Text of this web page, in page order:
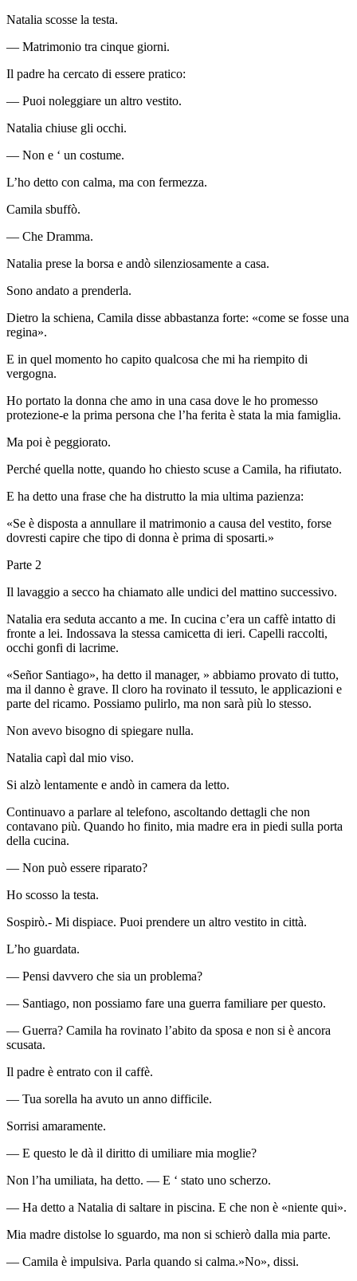
Natalia scosse la testa.
— Matrimonio tra cinque giorni.
Il padre ha cercato di essere pratico:
— Puoi noleggiare un altro vestito.
Natalia chiuse gli occhi.
— Non e ‘ un costume.
L’ho detto con calma, ma con fermezza.
Camila sbuffò.
— Che Dramma.
Natalia prese la borsa e andò silenziosamente a casa.
Sono andato a prenderla.
Dietro la schiena, Camila disse abbastanza forte: «come se fosse una
regina».
E in quel momento ho capito qualcosa che mi ha riempito di
vergogna.
Ho portato la donna che amo in una casa dove le ho promesso
protezione-e la prima persona che l’ha ferita è stata la mia famiglia.
Ma poi è peggiorato.
Perché quella notte, quando ho chiesto scuse a Camila, ha rifiutato.
E ha detto una frase che ha distrutto la mia ultima pazienza:
«Se è disposta a annullare il matrimonio a causa del vestito, forse
dovresti capire che tipo di donna è prima di sposarti.»
Parte 2
Il lavaggio a secco ha chiamato alle undici del mattino successivo.
Natalia era seduta accanto a me. In cucina c’era un caffè intatto di
fronte a lei. Indossava la stessa camicetta di ieri. Capelli raccolti,
occhi gonfi di lacrime.
«Señor Santiago», ha detto il manager, » abbiamo provato di tutto,
ma il danno è grave. Il cloro ha rovinato il tessuto, le applicazioni e
parte del ricamo. Possiamo pulirlo, ma non sarà più lo stesso.
Non avevo bisogno di spiegare nulla.
Natalia capì dal mio viso.
Si alzò lentamente e andò in camera da letto.
Continuavo a parlare al telefono, ascoltando dettagli che non
contavano più. Quando ho finito, mia madre era in piedi sulla porta
della cucina.
— Non può essere riparato?
Ho scosso la testa.
Sospirò.- Mi dispiace. Puoi prendere un altro vestito in città.
L’ho guardata.
— Pensi davvero che sia un problema?
— Santiago, non possiamo fare una guerra familiare per questo.
— Guerra? Camila ha rovinato l’abito da sposa e non si è ancora
scusata.
Il padre è entrato con il caffè.
— Tua sorella ha avuto un anno difficile.
Sorrisi amaramente.
— E questo le dà il diritto di umiliare mia moglie?
Non l’ha umiliata, ha detto. — E ‘ stato uno scherzo.
— Ha detto a Natalia di saltare in piscina. E che non è «niente qui».
Mia madre distolse lo sguardo, ma non si schierò dalla mia parte.
— Camila è impulsiva. Parla quando si calma.»No», dissi.